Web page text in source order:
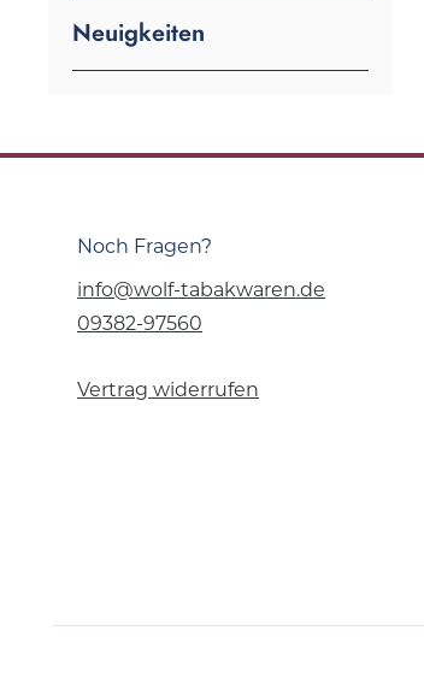
Neuigkeiten
Noch Fragen?
info@wolf-tabakwaren.de
09382-97560
Vertrag widerrufen